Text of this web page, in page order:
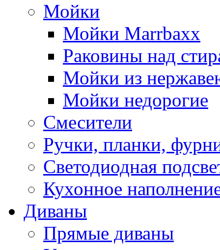
Мойки
Мойки Marrbaxx
Раковины над
Мойки из
Мойки недорогие
Смесители
Ручки, планки,
Светодиодная
Кухонное
Диваны
Прямые диваны